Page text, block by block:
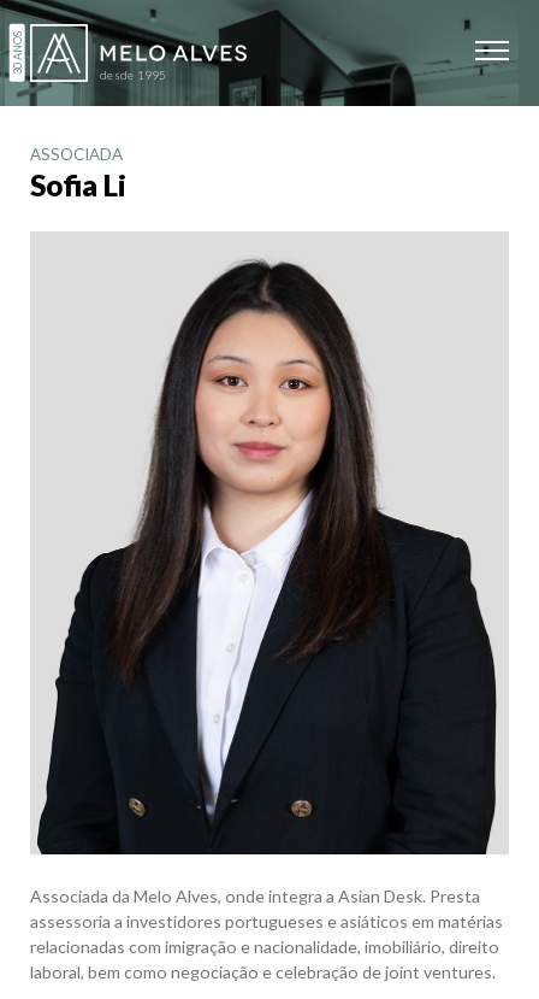
ASSOCIADA
Sofia Li
Associada da Melo Alves, onde integra a Asian Desk. Presta
assessoria a investidores portugueses e asiáticos em matérias
relacionadas com imigração e nacionalidade, imobiliário, direito
laboral, bem como negociação e celebração de joint ventures.